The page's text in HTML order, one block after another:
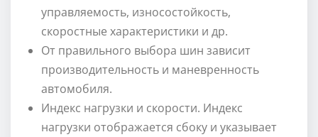
управляемость, износостойкость,
скоростные характеристики и др.
От правильного выбора шин зависит
производительность и маневренность
автомобиля.
Индекс нагрузки и скорости. Индекс
нагрузки отображается сбоку и указывает